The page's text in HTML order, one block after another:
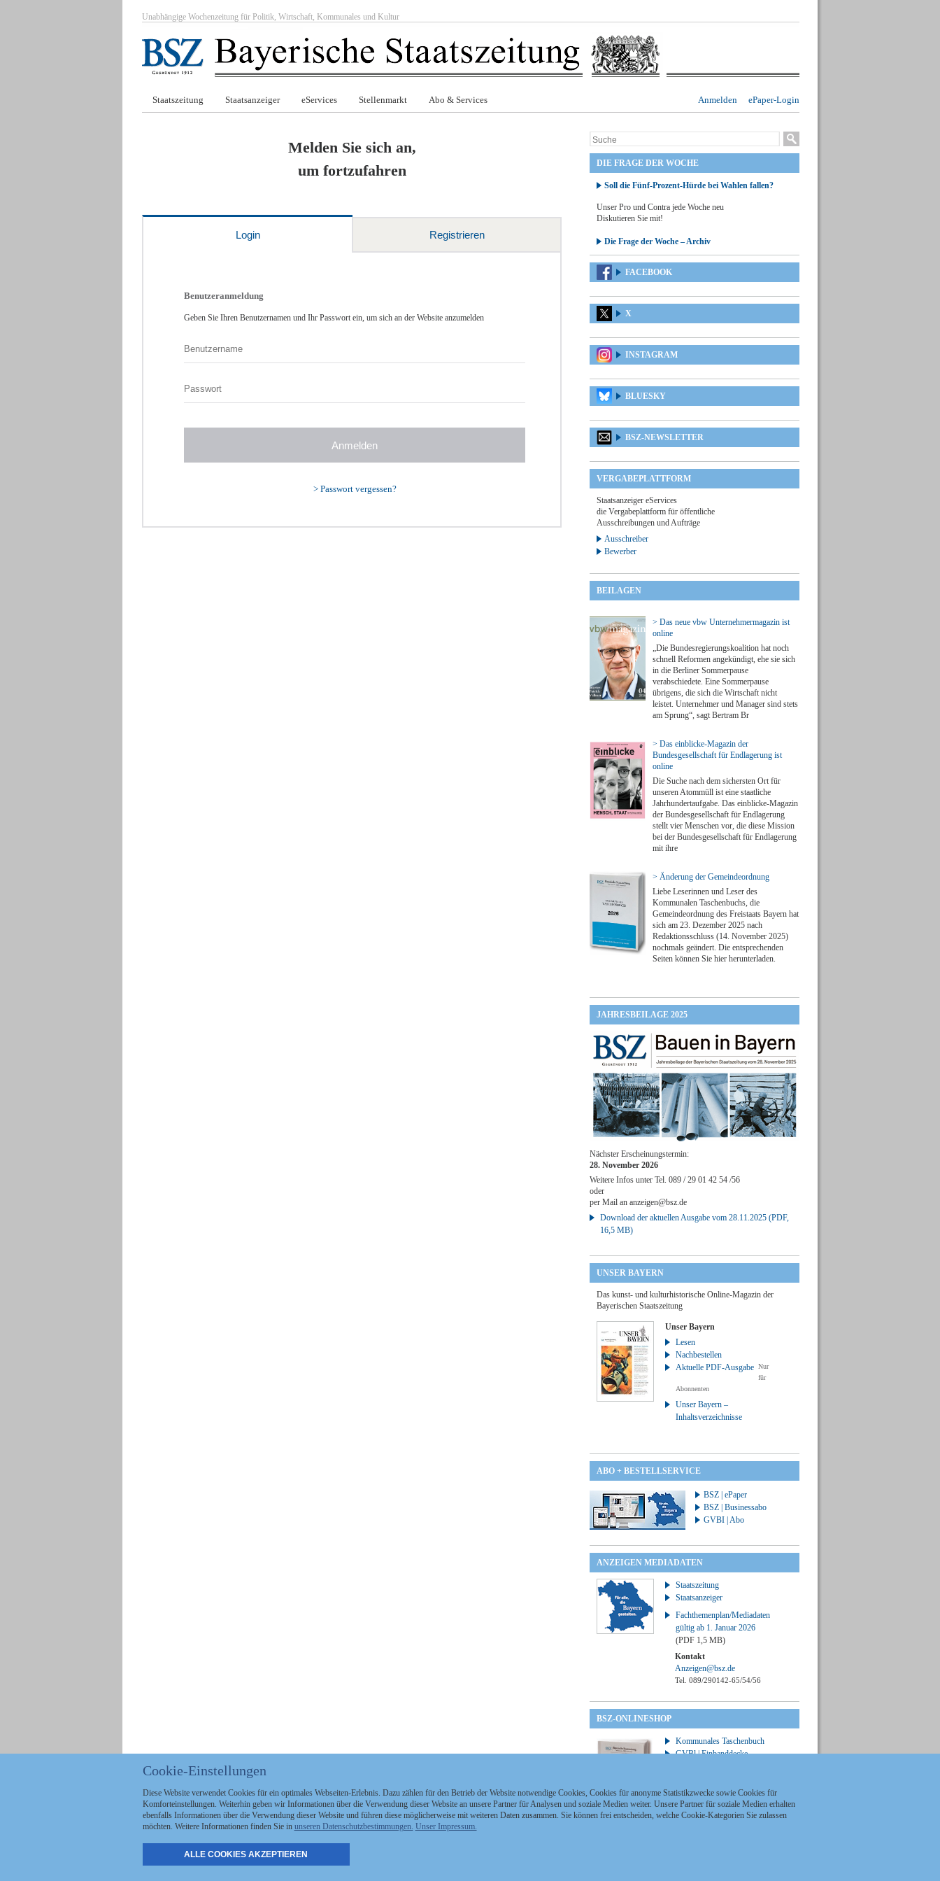
Unabhängige Wochenzeitung für Politik, Wirtschaft, Kommunales und Kultur
ePaper-Login
Anmelden
Staatszeitung Staatsanzeiger eServices Stellenmarkt Abo & Services
Melden Sie sich an,
um fortzufahren
Login Registrieren
Benutzeranmeldung
Geben Sie Ihren Benutzernamen und Ihr Passwort ein, um sich an der Website anzumelden
> Passwort vergessen?
DIE FRAGE DER WOCHE
Soll die Fünf-Prozent-Hürde bei Wahlen fallen?
Unser Pro und Contra jede Woche neu
Diskutieren Sie mit!
Die Frage der Woche – Archiv
FACEBOOK
X
INSTAGRAM
BLUESKY
BSZ-NEWSLETTER
VERGABEPLATTFORM
Staatsanzeiger eServices
die Vergabeplattform für öffentliche
Ausschreibungen und Aufträge
Ausschreiber
Bewerber
BEILAGEN
> Das neue vbw Unternehmermagazin ist
online
„Die Bundesregierungskoalition hat noch
schnell Reformen angekündigt, ehe sie sich
in die Berliner Sommerpause
verabschiedete. Eine Sommerpause
übrigens, die sich die Wirtschaft nicht
leistet. Unternehmer und Manager sind stets
am Sprung“, sagt Bertram Br
> Das einblicke-Magazin der
Bundesgesellschaft für Endlagerung ist
online
Die Suche nach dem sichersten Ort für
unseren Atommüll ist eine staatliche
Jahrhundertaufgabe. Das einblicke-Magazin
der Bundesgesellschaft für Endlagerung
stellt vier Menschen vor, die diese Mission
bei der Bundesgesellschaft für Endlagerung
mit ihre
> Änderung der Gemeindeordnung
Liebe Leserinnen und Leser des
Kommunalen Taschenbuchs, die
Gemeindeordnung des Freistaats Bayern hat
sich am 23. Dezember 2025 nach
Redaktionsschluss (14. November 2025)
nochmals geändert. Die entsprechenden
Seiten können Sie hier herunterladen.
JAHRESBEILAGE 2025
Nächster Erscheinungstermin:
28. November 2026
Weitere Infos unter Tel. 089 / 29 01 42 54 /56
oder
per Mail an anzeigen@bsz.de
Download der aktuellen Ausgabe vom 28.11.2025 (PDF,
16,5 MB)
UNSER BAYERN
Das kunst- und kulturhistorische Online-Magazin der
Bayerischen Staatszeitung
Unser Bayern
Lesen
Nachbestellen
Aktuelle PDF-Ausgabe Nur
für
Abonnenten
Unser Bayern –
Inhaltsverzeichnisse
ABO + BESTELLSERVICE
BSZ | ePaper
BSZ | Businessabo
GVBI | Abo
ANZEIGEN MEDIADATEN
Staatszeitung
Staatsanzeiger
Fachthemenplan/Mediadaten
gültig ab 1. Januar 2026
(PDF 1,5 MB)
Kontakt
Anzeigen@bsz.de
Tel. 089/290142-65/54/56
BSZ-ONLINESHOP
Kommunales Taschenbuch
GVBl | Einbanddecke
Politik
Stellenmarkt
Anzeigen Staatszeitung
Cookie-Einstellungen
Diese Website verwendet Cookies für ein optimales Webseiten-Erlebnis. Dazu zählen für den Betrieb der Website notwendige Cookies, Cookies für anonyme Statistikzwecke sowie Cookies für
Komforteinstellungen. Weiterhin geben wir Informationen über die Verwendung dieser Website an unsere Partner für Analysen und soziale Medien weiter. Unsere Partner für soziale Medien erhalten
ebenfalls Informationen über die Verwendung dieser Website und führen diese möglicherweise mit weiteren Daten zusammen. Sie können frei entscheiden, welche Cookie-Kategorien Sie zulassen
möchten. Weitere Informationen finden Sie in unseren Datenschutzbestimmungen. Unser Impressum.
ALLE COOKIES AKZEPTIEREN